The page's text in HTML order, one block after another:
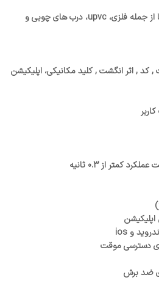
امکان نصب بر روی تمامی درب ها از جمله فلزی، upvc، درب های چوبی و
, کد , اثر انگشت , کلید مکانیکی، اپلیکیشن
کمتر از 0.3 ثانیه
دسترسی موقت
ضد برش